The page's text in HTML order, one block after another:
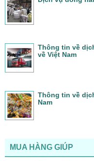
Thông tin về
về Việt Nam
Thông tin về
Nam
MUA HÀNG GIÚP